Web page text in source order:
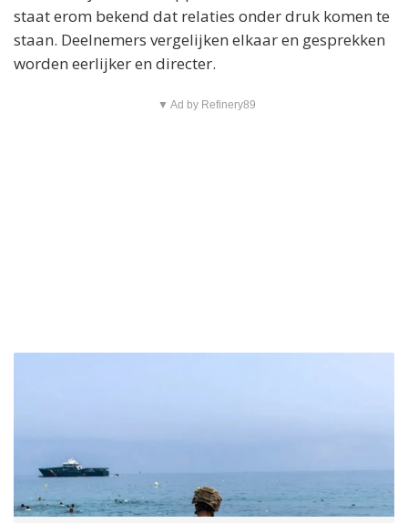
staat erom bekend dat relaties onder druk komen te
staan. Deelnemers vergelijken elkaar en gesprekken
worden eerlijker en directer.
▼ Ad by Refinery89